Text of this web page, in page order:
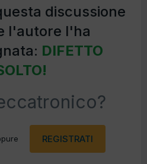
discussione
l'autore l'ha
DIFETTO
REGISTRATI